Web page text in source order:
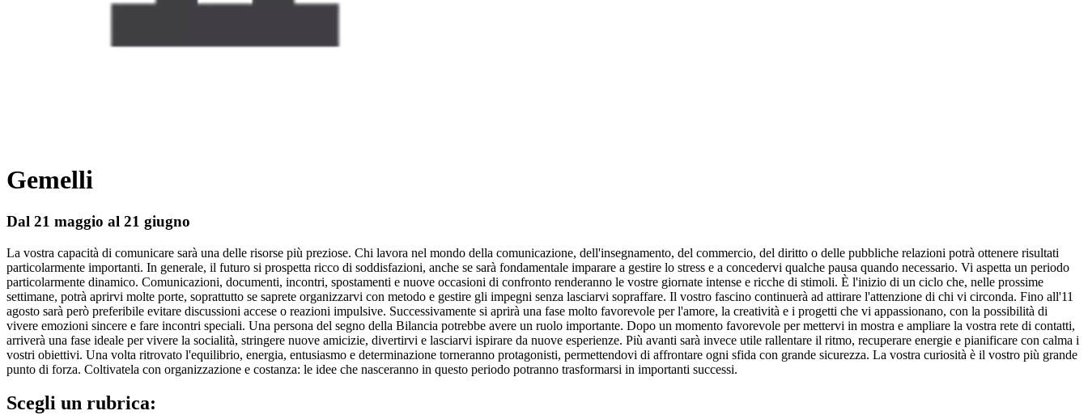
Gemelli
Dal 21 maggio al 21 giugno
La vostra capacità di comunicare sarà una delle risorse più preziose. Chi lavora nel mondo della comunicazione, dell'insegnamento, del commercio, del diritto o delle pubbliche relazioni potrà ottenere risultati
particolarmente importanti. In generale, il futuro si prospetta ricco di soddisfazioni, anche se sarà fondamentale imparare a gestire lo stress e a concedervi qualche pausa quando necessario. Vi aspetta un periodo
particolarmente dinamico. Comunicazioni, documenti, incontri, spostamenti e nuove occasioni di confronto renderanno le vostre giornate intense e ricche di stimoli. È l'inizio di un ciclo che, nelle prossime
settimane, potrà aprirvi molte porte, soprattutto se saprete organizzarvi con metodo e gestire gli impegni senza lasciarvi sopraffare. Il vostro fascino continuerà ad attirare l'attenzione di chi vi circonda. Fino all'11
agosto sarà però preferibile evitare discussioni accese o reazioni impulsive. Successivamente si aprirà una fase molto favorevole per l'amore, la creatività e i progetti che vi appassionano, con la possibilità di
vivere emozioni sincere e fare incontri speciali. Una persona del segno della Bilancia potrebbe avere un ruolo importante. Dopo un momento favorevole per mettervi in mostra e ampliare la vostra rete di contatti,
arriverà una fase ideale per vivere la socialità, stringere nuove amicizie, divertirvi e lasciarvi ispirare da nuove esperienze. Più avanti sarà invece utile rallentare il ritmo, recuperare energie e pianificare con calma i
vostri obiettivi. Una volta ritrovato l'equilibrio, energia, entusiasmo e determinazione torneranno protagonisti, permettendovi di affrontare ogni sfida con grande sicurezza. La vostra curiosità è il vostro più grande
punto di forza. Coltivatela con organizzazione e costanza: le idee che nasceranno in questo periodo potranno trasformarsi in importanti successi.
Scegli un rubrica: